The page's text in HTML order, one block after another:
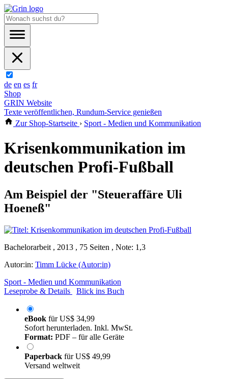
de en es fr
Shop
GRIN Website
Texte veröffentlichen, Rundum-Service genießen
Zur Shop-Startseite › Sport - Medien und Kommunikation
Krisenkommunikation im
deutschen Profi-Fußball
Am Beispiel der "Steueraffäre Uli
Hoeneß"
Bachelorarbeit , 2013 , 75 Seiten , Note: 1,3
Autor:in: Timm Lücke (Autor:in)
Sport - Medien und Kommunikation
Leseprobe & Details
Blick ins Buch
eBook fürUS$ 34,99
Sofort herunterladen. Inkl. MwSt.
Format: PDF – für alle Geräte
Paperback fürUS$ 49,99
Versand weltweit